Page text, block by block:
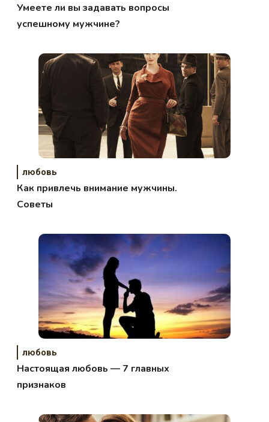
Умеете ли вы задавать вопросы
успешному мужчине?
любовь
Как привлечь внимание мужчины.
Советы
любовь
Настоящая любовь — 7 главных
признаков